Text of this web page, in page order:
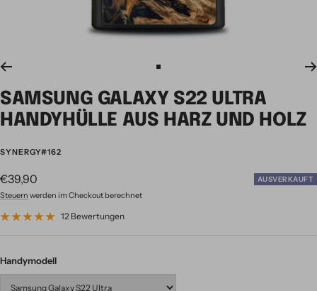
Zur
1
gehen
SAMSUNG GALAXY S22 ULTRA
HANDYHÜLLE AUS HARZ UND HOLZ
SYNERGY#162
Angebotspreis
€39,90 AUSVERKAUFT
Steuern werden im Checkout berechnet
12 Bewertungen
Handymodell